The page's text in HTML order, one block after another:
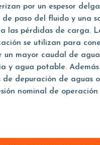
por un espesor
paso del fluido y una
las pérdidas de carga.
se utilizan para
un mayor caudal de
y agua potable.
de depuración de aguas
nominal de